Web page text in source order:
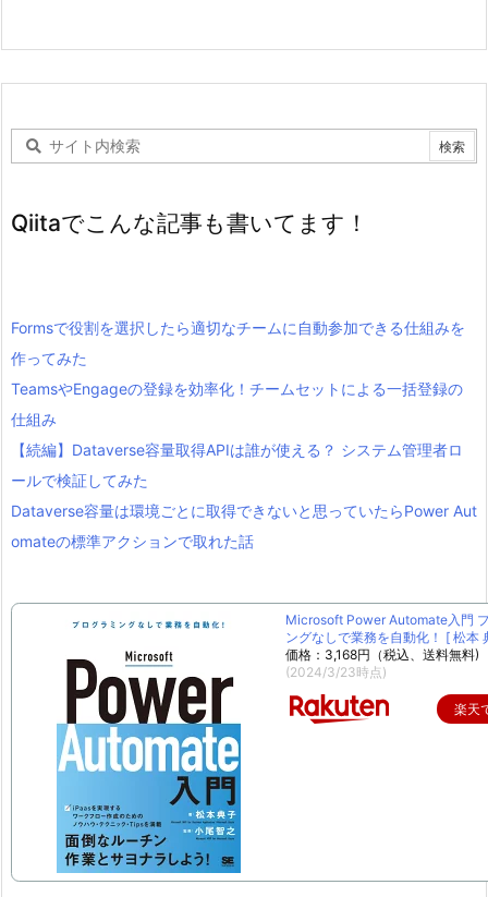
Qiitaでこんな記事も書いてます！
Formsで役割を選択したら適切なチームに自動参加できる仕組みを
作ってみた
TeamsやEngageの登録を効率化！チームセットによる一括登録の
仕組み
【続編】Dataverse容量取得APIは誰が使える？ システム管理者ロ
ールで検証してみた
Dataverse容量は環境ごとに取得できないと思っていたらPower Aut
omateの標準アクションで取れた話
Microsoft Power Automate入門
ングなしで業務を自動化！ [ 松本
価格：3,168円（税込、送料無料)
(2024/3/23時点)
楽天